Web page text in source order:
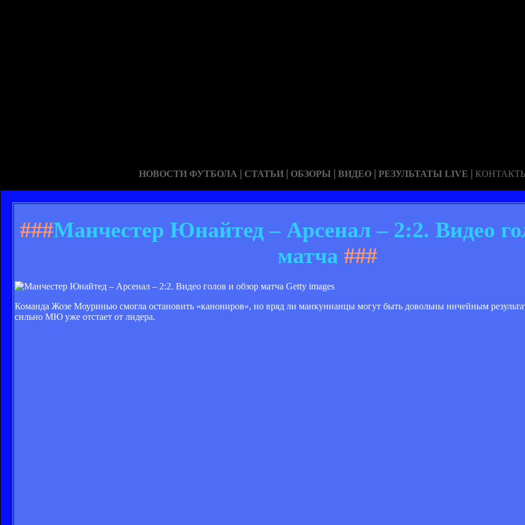
НОВОСТИ ФУТБОЛА | СТАТЬИ | ОБЗОРЫ | ВИДЕО | РЕЗУЛЬТАТЫ LIVE |
###Манчестер Юнайтед – Арсенал – 2:2. Видео
матча ###
Getty images
Команда Жозе Моуринью смогла остановить «канониров», но вряд ли манкунианцы могут быть довольны ничейным
сильно МЮ уже отстает от лидера.